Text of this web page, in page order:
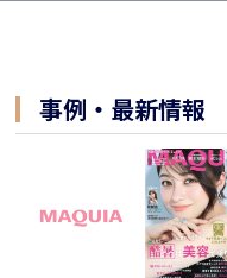
事例・最新情報